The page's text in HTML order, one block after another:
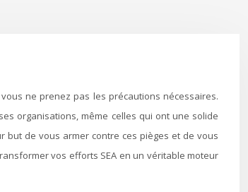
organisations, même celles qui ont une solide
but de vous armer contre ces pièges et de vous
vos efforts SEA en un véritable moteur